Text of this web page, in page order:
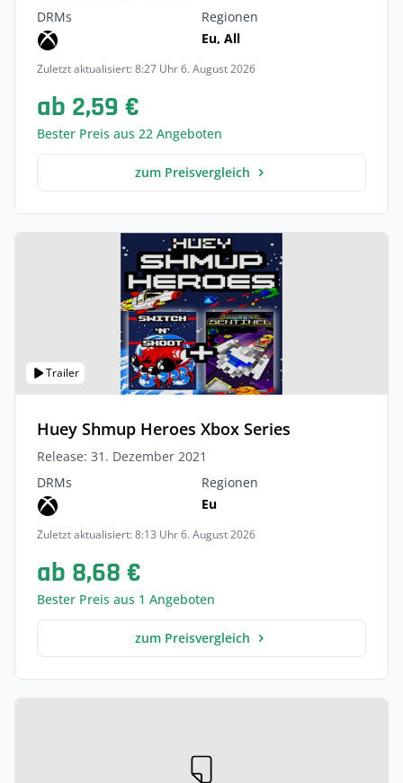
DRMs
Regionen
Eu, All
Zuletzt aktualisiert: 8:27 Uhr 6. August 2026
ab 2,59 €
Bester Preis aus 22 Angeboten
zum Preisvergleich
Trailer
Huey Shmup Heroes Xbox Series
Release: 31. Dezember 2021
DRMs
Regionen
Eu
Zuletzt aktualisiert: 8:13 Uhr 6. August 2026
ab 8,68 €
Bester Preis aus 1 Angeboten
zum Preisvergleich